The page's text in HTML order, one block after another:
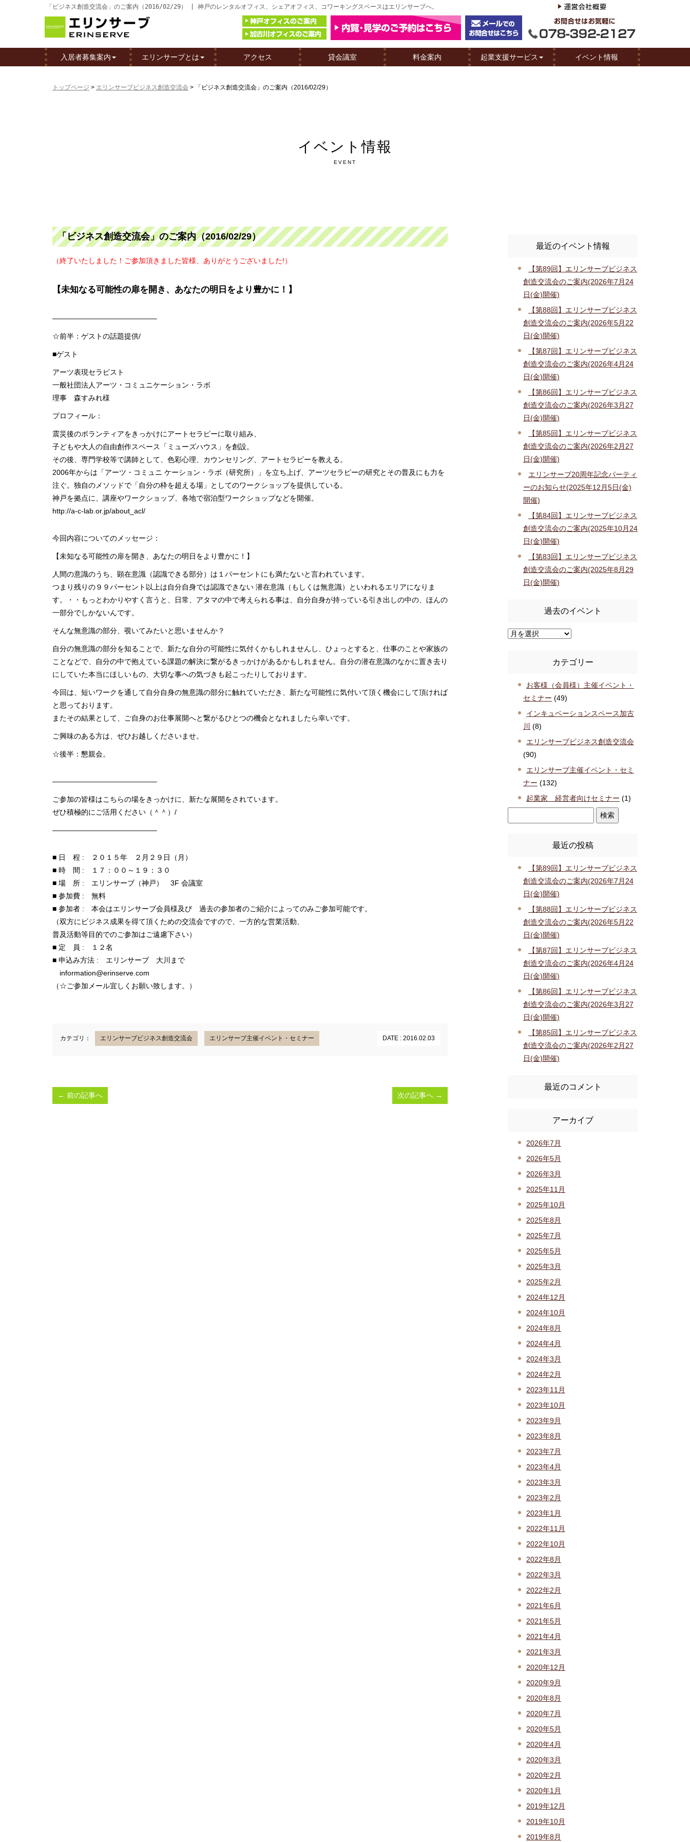
「ビジネス創造交流会」のご案内（2016/02/29） | 神戸のレンタルオフィス、シェアオフィス、コワーキングスペースはエリンサーブへ。
入居者募集案内 エリンサーブとは アクセス 貸会議室 料金案内 起業支援サービス イベント情報
トップページ > エリンサーブビジネス創造交流会 > 「ビジネス創造交流会」のご案内（2016/02/29）
イベント情報
EVENT
「ビジネス創造交流会」のご案内（2016/02/29）
（終了いたしました！ご参加頂きました皆様、ありがとうございました!）
【未知なる可能性の扉を開き、あなたの明日をより豊かに！】
——————————————–
☆前半：ゲストの話題提供/
■ゲスト
アーツ表現セラピスト
一般社団法人アーツ・コミュニケーション・ラボ
理事 森すみれ様
プロフィール：
震災後のボランティアをきっかけにアートセラピーに取り組み、
子どもや大人の自由創作スペース「ミューズハウス」を創設。
その後、専門学校等で講師として、色彩心理、カウンセリング、アートセラピーを教える。
2006年からは「アーツ・コミュニ ケーション・ラボ（研究所）」を立ち上げ、アーツセラピーの研究とその普及にも力を
注ぐ。独自のメソッドで「自分の枠を超える場」としてのワークショップを提供している。
神戸を拠点に、講座やワークショップ、各地で宿泊型ワークショップなどを開催。
http://a-c-lab.or.jp/about_acl/
今回内容についてのメッセージ：
【未知なる可能性の扉を開き、あなたの明日をより豊かに！】
人間の意識のうち、顕在意識（認識できる部分）は１パーセントにも満たないと言われています。
つまり残りの９９パーセント以上は自分自身では認識できない 潜在意識（もしくは無意識）といわれるエリアになりま
す。・・もっとわかりやすく言うと、日常、アタマの中で考えられる事は、自分自身が持っている引き出しの中の、ほんの
一部分でしかないんです。
そんな無意識の部分、覗いてみたいと思いませんか？
自分の無意識の部分を知ることで、新たな自分の可能性に気付くかもしれませんし、ひょっとすると、仕事のことや家族の
ことなどで、自分の中で抱えている課題の解決に繋がるきっかけがあるかもしれません。自分の潜在意識のなかに置き去り
にしていた本当にほしいもの、大切な事への気づきも起こったりしております。
今回は、短いワークを通して自分自身の無意識の部分に触れていただき、新たな可能性に気付いて頂く機会にして頂ければ
と思っております。
またその結果として、ご自身のお仕事展開へと繋がるひとつの機会となれましたら幸いです。
ご興味のある方は、ぜひお越しくださいませ。
☆後半：懇親会。
——————————————–
ご参加の皆様はこちらの場をきっかけに、新たな展開をされています。
ぜひ積極的にご活用ください（＾＾）/
——————————————–
■ 日 程 : ２０１５年 ２月２９日（月）
■ 時 間 : １７：００～１９：３０
■ 場 所 : エリンサーブ（神戸） 3F 会議室
■ 参加費 : 無料
■ 参加者 : 本会はエリンサーブ会員様及び 過去の参加者のご紹介によってのみご参加可能です。
（双方にビジネス成果を得て頂くための交流会ですので、一方的な営業活動、
普及活動等目的でのご参加はご遠慮下さい）
■ 定 員 : １２名
■ 申込み方法 : エリンサーブ 大川まで
information@erinserve.com
（☆ご参加メール宜しくお願い致します。）
カテゴリ： エリンサーブビジネス創造交流会 エリンサーブ主催イベント・セミナー DATE : 2016.02.03
← 前の記事へ 次の記事へ →
最近のイベント情報
【第89回】エリンサーブビジネス
創造交流会のご案内(2026年7月24
日(金)開催)
【第88回】エリンサーブビジネス
創造交流会のご案内(2026年5月22
日(金)開催)
【第87回】エリンサーブビジネス
創造交流会のご案内(2026年4月24
日(金)開催)
【第86回】エリンサーブビジネス
創造交流会のご案内(2026年3月27
日(金)開催)
【第85回】エリンサーブビジネス
創造交流会のご案内(2026年2月27
日(金)開催)
エリンサーブ20周年記念パーティ
ーのお知らせ(2025年12月5日(金)
開催)
【第84回】エリンサーブビジネス
創造交流会のご案内(2025年10月24
日(金)開催)
【第83回】エリンサーブビジネス
創造交流会のご案内(2025年8月29
日(金)開催)
過去のイベント
カテゴリー
お客様（会員様）主催イベント・
セミナー (49)
インキュベーションスペース加古
川
(8)
エリンサーブビジネス創造交流会
(90)
エリンサーブ主催イベント・セミ
ナー (132)
起業家 経営者向けセミナー (1)
最近の投稿
【第89回】エリンサーブビジネス
創造交流会のご案内(2026年7月24
日(金)開催)
【第88回】エリンサーブビジネス
創造交流会のご案内(2026年5月22
日(金)開催)
【第87回】エリンサーブビジネス
創造交流会のご案内(2026年4月24
日(金)開催)
【第86回】エリンサーブビジネス
創造交流会のご案内(2026年3月27
日(金)開催)
【第85回】エリンサーブビジネス
創造交流会のご案内(2026年2月27
日(金)開催)
最近のコメント
アーカイブ
2026年7月
2026年5月
2026年3月
2025年11月
2025年10月
2025年8月
2025年7月
2025年5月
2025年3月
2025年2月
2024年12月
2024年10月
2024年8月
2024年4月
2024年3月
2024年2月
2023年11月
2023年10月
2023年9月
2023年8月
2023年7月
2023年4月
2023年3月
2023年2月
2023年1月
2022年11月
2022年10月
2022年8月
2022年3月
2022年2月
2021年6月
2021年5月
2021年4月
2021年3月
2020年12月
2020年9月
2020年8月
2020年7月
2020年5月
2020年4月
2020年3月
2020年2月
2020年1月
2019年12月
2019年10月
2019年8月